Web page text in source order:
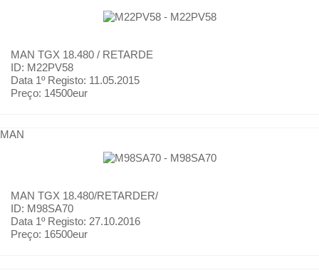
MAN TGX 18.480 / RETARDE
ID: M22PV58
Data 1º Registo: 11.05.2015
Preço: 14500eur
MAN
MAN TGX 18.480/RETARDER/
ID: M98SA70
Data 1º Registo: 27.10.2016
Preço: 16500eur